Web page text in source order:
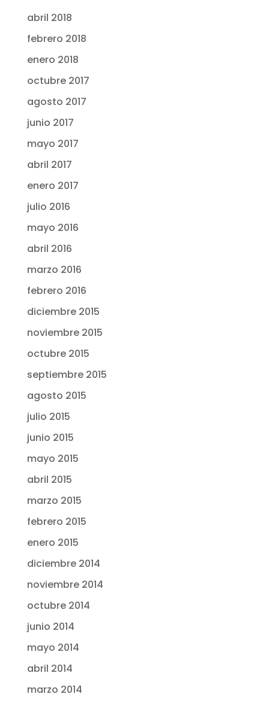
abril 2018
febrero 2018
enero 2018
octubre 2017
agosto 2017
junio 2017
mayo 2017
abril 2017
enero 2017
julio 2016
mayo 2016
abril 2016
marzo 2016
febrero 2016
diciembre 2015
noviembre 2015
octubre 2015
septiembre 2015
agosto 2015
julio 2015
junio 2015
mayo 2015
abril 2015
marzo 2015
febrero 2015
enero 2015
diciembre 2014
noviembre 2014
octubre 2014
junio 2014
mayo 2014
abril 2014
marzo 2014